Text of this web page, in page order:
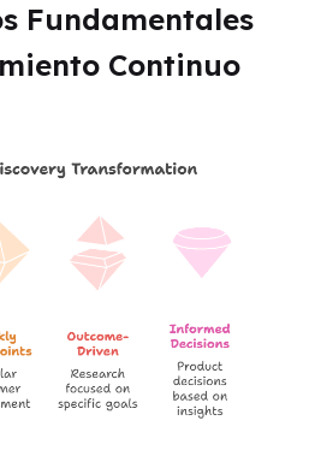
Fundamentales
Continuo